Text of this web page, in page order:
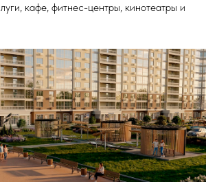
кафе, фитнес-центры, кинотеатры и